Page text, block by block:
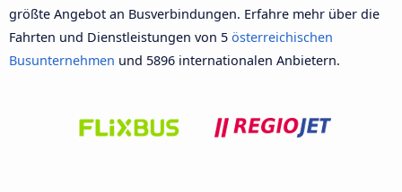
größte Angebot an Busverbindungen. Erfahre mehr über die
Fahrten und Dienstleistungen von 5 österreichischen
Busunternehmen und 5896 internationalen Anbietern.